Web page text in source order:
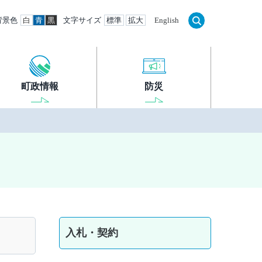
景色 白 青 黒 文字サイズ 標準 拡大 English
町政情報 防災
入札・契約